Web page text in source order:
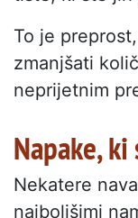
To je
zmanjšati
neprijetnim
Napake,
Nekatere
najboljšimi